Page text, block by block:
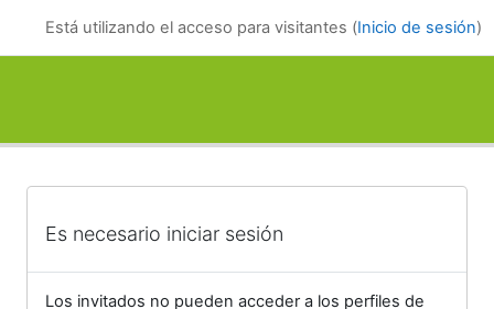
Está utilizando el acceso para visitantes (Inicio de sesión)
Es necesario iniciar sesión
Los invitados no pueden acceder a los perfiles de